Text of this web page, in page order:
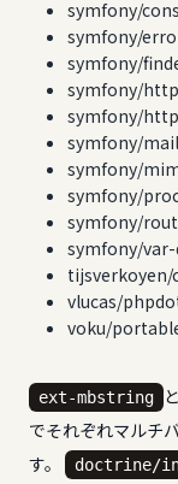
symfony/
symfony/
symfony/
symfony/
symfony/
symfony/
symfony/
symfony/
symfony/
symfony/
vlucas/
voku/
ext-mbstring と
でそれぞれマルチ
す。
doctrine/